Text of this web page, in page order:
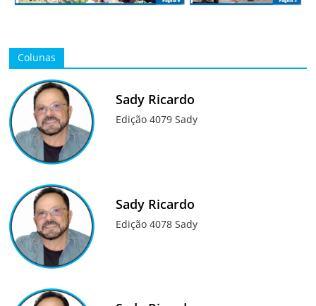
Colunas
Sady Ricardo
Edição 4079 Sady
Sady Ricardo
Edição 4078 Sady